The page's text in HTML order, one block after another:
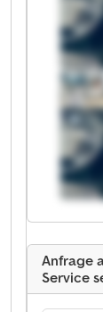
Anfrage
Service